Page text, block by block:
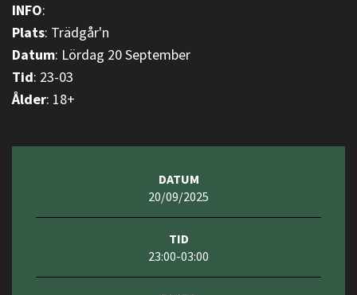
INFO:
Plats: Trädgår'n
Datum: Lördag 20 September
Tid: 23-03
Ålder: 18+
DATUM
20/09/2025
TID
23:00-03:00